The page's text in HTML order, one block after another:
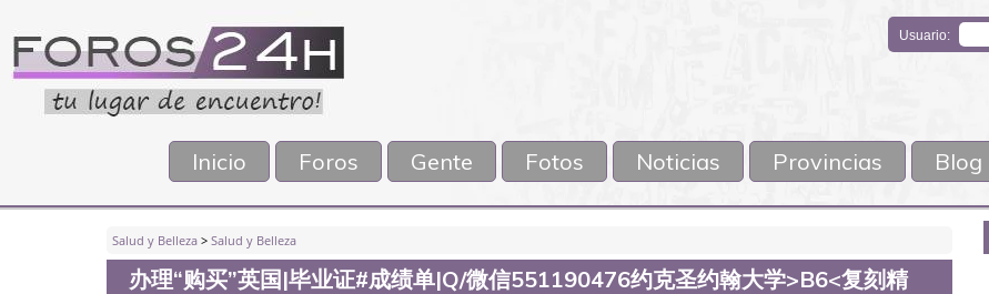
Usuario:
Inicio Foros Gente Fotos Noticias Provincias Blog
Salud y Belleza > Salud y Belleza
办理“购买”英国|毕业证#成绩单|Q/微信551190476约克圣约翰大学>B6<复刻精